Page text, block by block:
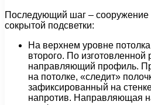
Последующий шаг –
сокрытой подсветки:
На верхнем уровне
второго. По изготовленной
направляющий профиль.
на потолке, «следит»
зафиксированный на
напротив. Направляющая